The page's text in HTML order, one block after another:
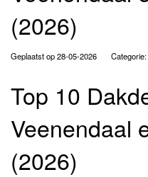
(2026)
Geplaatst op 28-05-2026 Categorie:
Top 10
Veenendaal
(2026)